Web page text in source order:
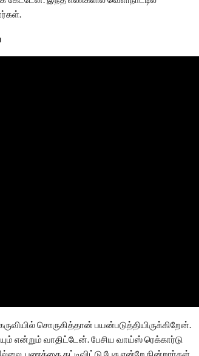
சொருகித்தான் பயன்படுத்தியிருக்கிறேன்.
என்றும் வாதிட்டேன். பேசிய வாய்ஸ் ரெக்கார்டு
பணத்தை கட்டிவிட்டு பேசு என்றே நின்றார்கள்.